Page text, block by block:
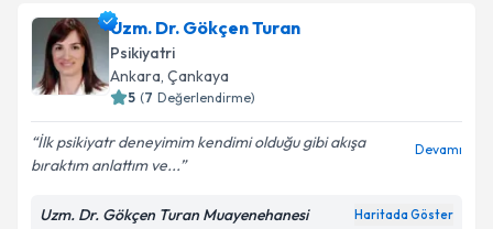
Uzm. Dr. Gökçen Turan
Psikiyatri
Ankara, Çankaya
5 (7 Değerlendirme)
İlk psikiyatr deneyimim kendimi olduğu gibi akışa
bıraktım anlattım ve...
Devamı
Uzm. Dr. Gökçen Turan Muayenehanesi Haritada Göster